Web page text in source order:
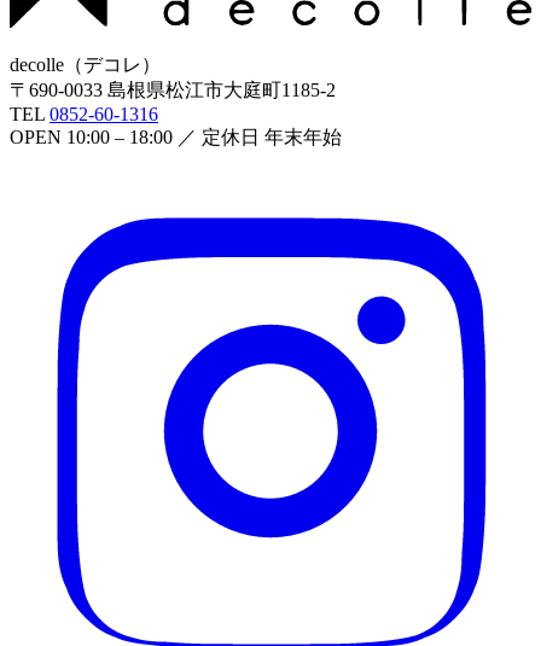
decolle （デコレ ）
〒 690-0033 島根県松江市大庭町1185-2
TEL 0852-60-1316
OPEN 10:00 – 18:00 ／ 定休日 年末年始